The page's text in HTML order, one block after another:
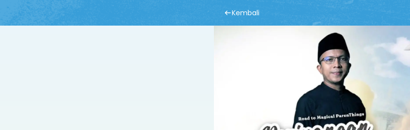
Kembali